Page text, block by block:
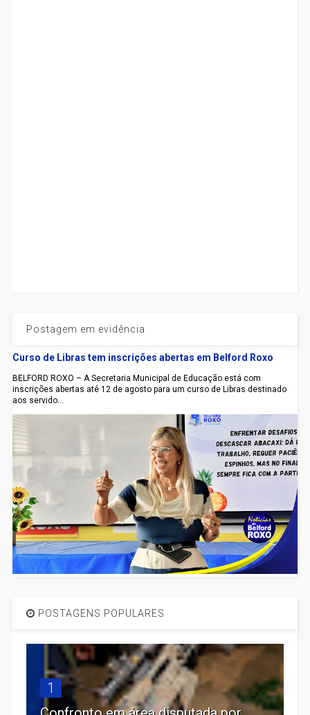
Postagem em evidência
Curso de Libras tem inscrições abertas em Belford Roxo
BELFORD ROXO – A Secretaria Municipal de Educação está com
inscrições abertas até 12 de agosto para um curso de Libras destinado
aos servido...
POSTAGENS POPULARES
1